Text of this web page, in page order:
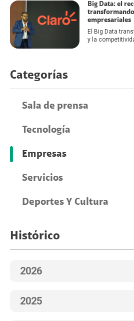
Big Data: el
empresariales
El Big Data
y la
Categorías
Sala de prensa
Tecnología
Empresas
Servicios
Deportes Y Cultura
Histórico
2026
2025